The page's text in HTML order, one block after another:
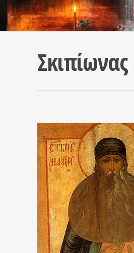
Σκιπίωνας